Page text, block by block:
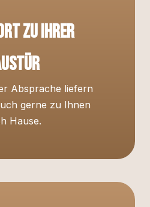
zu Ihrer
Absprache liefern
gerne zu Ihnen
Hause.